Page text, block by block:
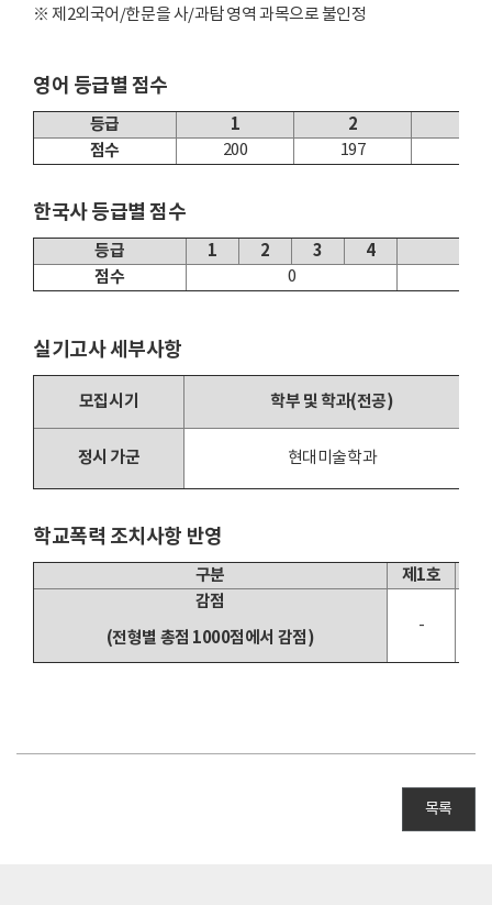
※ 제2외국어/한문을 사/과탐 영역 과목으로 불인정
영어 등급별 점수
등급 1 2
점수
200 197
한국사 등급별 점수
등급 1 2 3 4
점수
0
실기고사 세부사항
모집시기 학부 및 학과(전공)
정시 가군 현대미술학과
학교폭력 조치사항 반영
구분
제1호
감점
(전형별 총점 1000점에서 감점)
-
목록